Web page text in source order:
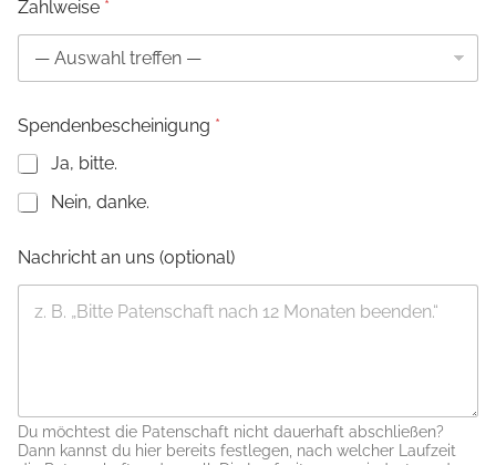
n
d
Zahlweise *
Spendenbescheinigung *
Ja, bitte.
Nein, danke.
Nachricht an uns (optional)
Du möchtest die Patenschaft nicht dauerhaft abschließen?
Dann kannst du hier bereits festlegen, nach welcher Laufzeit